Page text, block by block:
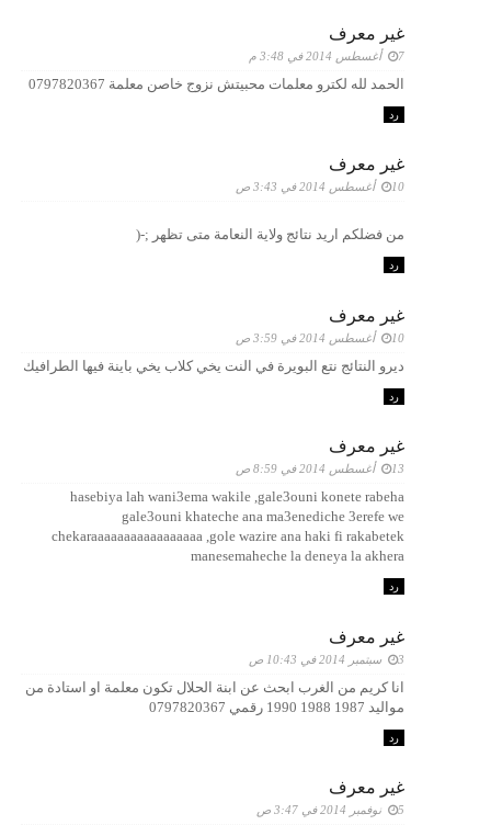
غير معرف
7 أغسطس 2014 في 3:48 م
الحمد لله لكترو معلمات محبيتش نزوج خاصن معلمة 0797820367
رد
غير معرف
10 أغسطس 2014 في 3:43 ص
من فضلكم اريد نتائج ولاية النعامة متى تظهر ;-(
رد
غير معرف
10 أغسطس 2014 في 3:59 ص
ديرو النتائج نتع البويرة في النت يخي كلاب يخي باينة فيها الطرافيك
رد
غير معرف
13 أغسطس 2014 في 8:59 ص
hasebiya lah wani3ema wakile ,gale3ouni konete rabeha
gale3ouni khateche ana ma3enediche 3erefe we
chekaraaaaaaaaaaaaaaaaa ,gole wazire ana haki fi rakabetek
manesemaheche la deneya la akhera
رد
غير معرف
3 سبتمبر 2014 في 10:43 ص
انا كريم من الغرب ابحث عن ابنة الحلال تكون معلمة او استادة من
مواليد 1987 1988 1990 رقمي 0797820367
رد
غير معرف
5 نوفمبر 2014 في 3:47 ص